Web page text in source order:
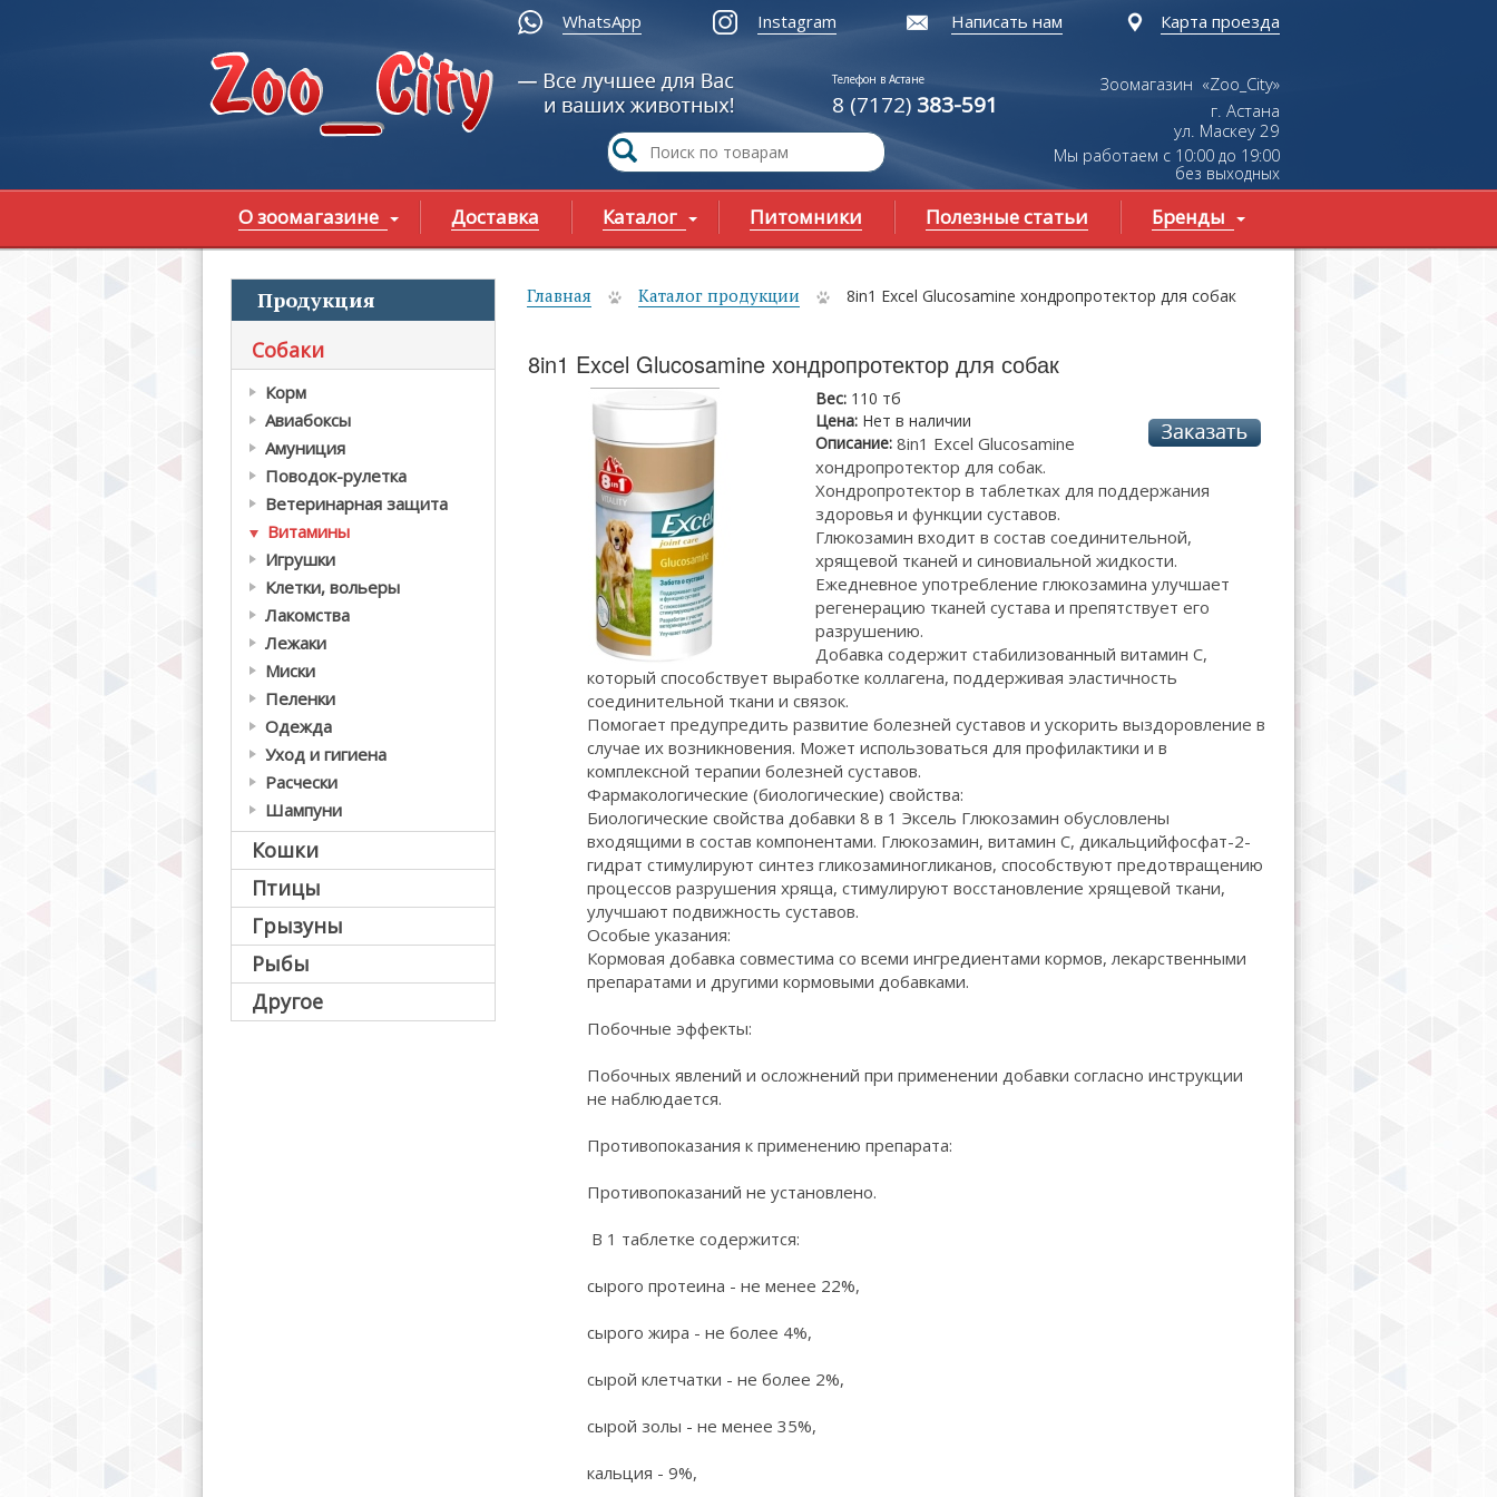
WhatsApp Instagram Написать нам Карта проезда
Телефон в Астане
8 (7172) 383-591
Зоомагазин «Zoo_City»
г. Астана
ул. Маскеу29
Мы работаем с 10:00 до 19:00
без выходных
О зоомагазине Доставка Каталог Питомники Полезные статьи Бренды
Продукция
Собаки
Корм
Авиабоксы
Амуниция
Поводок-рулетка
Ветеринарная защита
Витамины
Игрушки
Клетки, вольеры
Лакомства
Лежаки
Миски
Пеленки
Одежда
Уход и гигиена
Расчески
Шампуни
Кошки
Птицы
Грызуны
Рыбы
Другое
Вы здесь
Главная Каталог продукции 8in1 Excel Glucosamine хондропротектор для собак
8in1 Excel Glucosamine хондропротектор для собак
Вес: 110 тб
Цена: Нет в наличии
Описание: 8in1 Excel Glucosamine
хондропротектор для собак.
Хондропротектор в таблетках для поддержания
здоровья и функции суставов.
Глюкозамин вxодит в состав соединительной,
хрящевой тканей и синовиальной жидкости.
Ежедневное употpебление глюкозамина улучшает
регенерацию тканей сустава и препятствует его
разрушению.
Добавка содержит стабилизованный витамин C,
который способствует выработке коллагена, поддерживая эластичность
соединительной ткани и связок.
Помогает предупредить развитие болезней суставов и ускорить выздоровление в
случае их возникновения. Может использоваться для профилактики и в
комплексной терапии болезней суставов.
Фармакологические (биологические) свойства:
Биологические свойства добавки 8 в 1 Эксель Глюкозамин обусловлены
входящими в состав компонентами. Глюкозамин, витамин С, дикальцийфосфат-2-
гидрат стимулируют синтез гликозаминогликанов, способствуют предотвращению
процессов разрушения хряща, стимулируют восстановление хрящевой ткани,
улучшают подвижность суставов.
Особые указания:
Кормовая добавка совместима со всеми ингредиентами кормов, лекарственными
препаратами и другими кормовыми добавками.
Побочные эффекты:
Побочных явлений и осложнений при применении добавки согласно инструкции
не наблюдается.
Противопоказания к применению препарата:
Противопоказаний не установлено.
В 1 таблетке содержится:
сырого протеина - не менее 22%,
сырого жира - не более 4%,
сырой клетчатки - не более 2%,
сырой золы - не менее 35%,
кальция - 9%,